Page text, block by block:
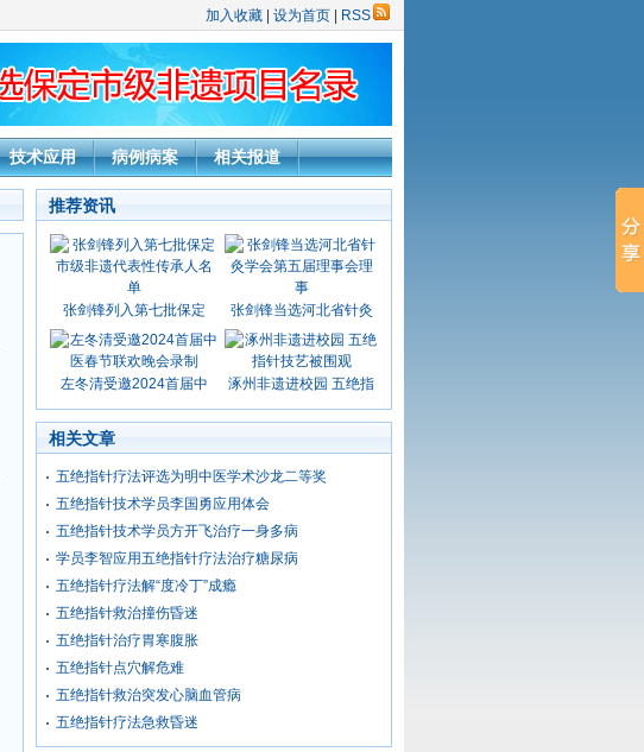
加入收藏 设为首页 RSS
技术应用 病例病案 相关报道
推荐资讯
张剑锋列入第七批保定 张剑锋当选河北省针灸
左冬清受邀2024首届中 涿州非遗进校园 五绝指
相关文章
五绝指针疗法评选为明中医学术沙龙二等奖
五绝指针技术学员李国勇应用体会
五绝指针技术学员方开飞治疗一身多病
学员李智应用五绝指针疗法治疗糖尿病
五绝指针疗法解“度冷丁”成瘾
五绝指针救治撞伤昏迷
五绝指针治疗胃寒腹胀
五绝指针点穴解危难
五绝指针救治突发心脑血管病
五绝指针疗法急救昏迷